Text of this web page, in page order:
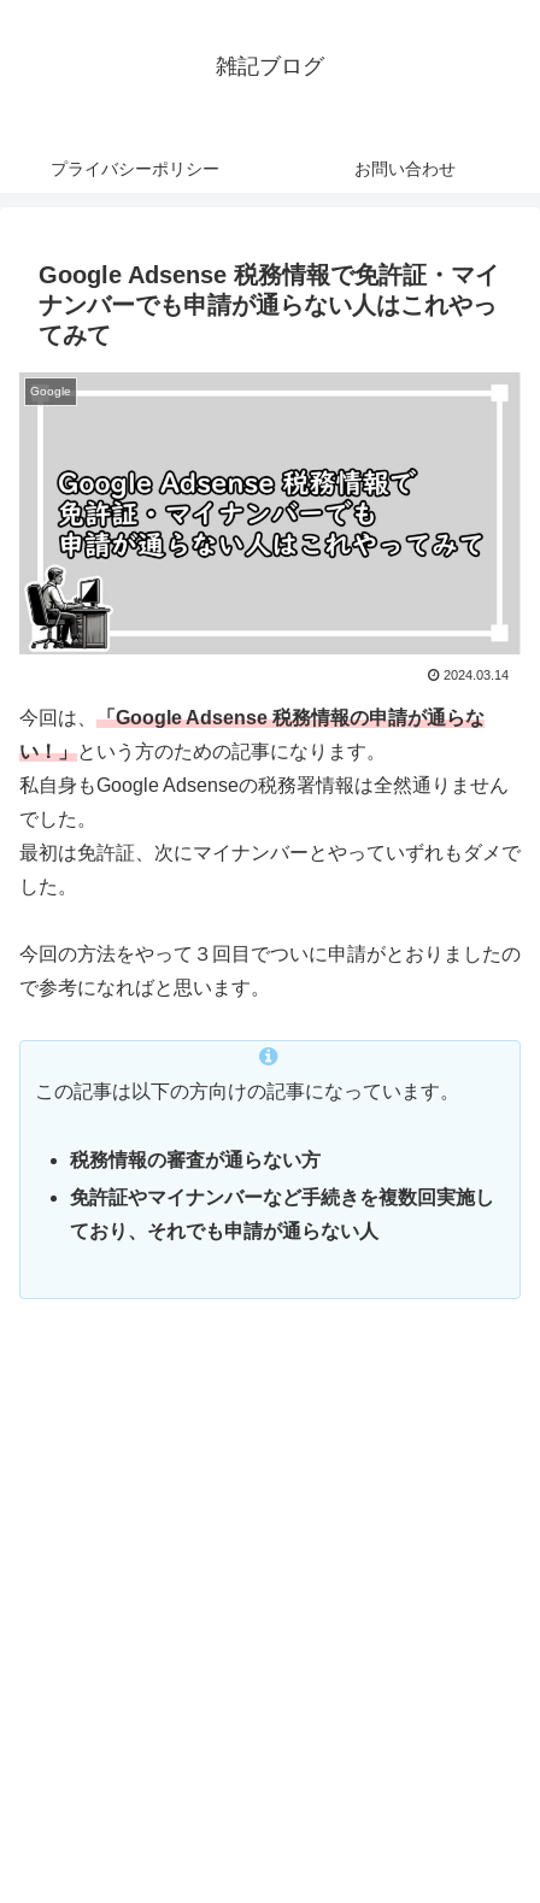
雑記ブログ
プライバシーポリシー お問い合わせ
Google Adsense 税務情報で免許証・マイ
ナンバーでも申請が通らない人はこれやっ
てみて
Google
2024.03.14
今回は、 「Google Adsense 税務情報の申請が通らな
い！」という方のための記事になります。
私自身もGoogle Adsenseの税務署情報は全然通りません
でした。
最初は免許証、次にマイナンバーとやっていずれもダメで
した。
今回の方法をやって３回目でついに申請がとおりましたの
で参考になればと思います。
この記事は以下の方向けの記事になっています。
税務情報の審査が通らない方
免許証やマイナンバーなど手続きを複数回実施し
ており、それでも申請が通らない人